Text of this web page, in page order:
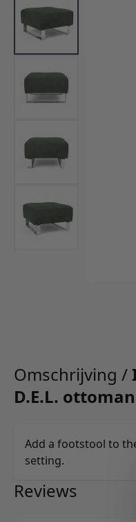
Omschrijving /
D.E.L.
Add a footstool to
setting.
Reviews